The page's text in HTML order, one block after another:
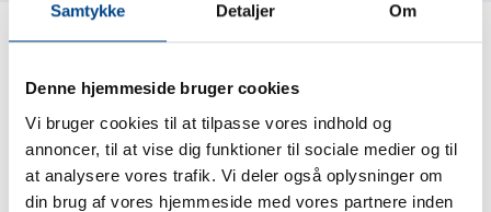
Samtykke Detaljer Om
Denne hjemmeside bruger cookies
Vi bruger cookies til at tilpasse vores indhold og
annoncer, til at vise dig funktioner til sociale medier og til
at analysere vores trafik. Vi deler også oplysninger om
din brug af vores hjemmeside med vores partnere inden
Følg os på Facebook